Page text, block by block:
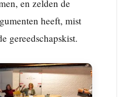
en zelden de
heeft, mist
gereedschapskist.